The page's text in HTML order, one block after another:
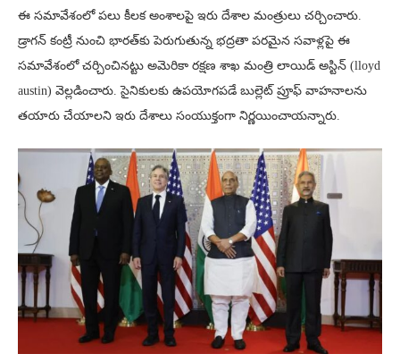
ఈ సమావేశంలో పలు కీలక అంశాలపై ఇరు దేశాల మంత్రులు చర్చించారు.
డ్రాగన్ కంట్రీ నుంచి భారత్‌కు పెరుగుతున్న భద్రతా పరమైన సవాళ్లపై ఈ
సమావేశంలో చర్చించినట్టు అమెరికా రక్షణ శాఖ మంత్రి లాయిడ్ అస్టిన్ (lloyd
austin) వెల్లడించారు. సైనికులకు ఉపయోగపడే బుల్లెట్ ప్రూఫ్ వాహనాలను
తయారు చేయాలని ఇరు దేశాలు సంయుక్తంగా నిర్ణయించాయన్నారు.